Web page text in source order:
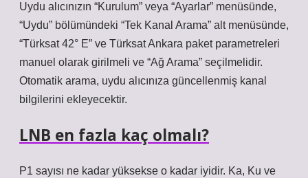
Uydu alıcınızın “Kurulum” veya “Ayarlar” menüsünde,
“Uydu” bölümündeki “Tek Kanal Arama” alt menüsünde,
“Türksat 42° E” ve Türksat Ankara paket parametreleri
manuel olarak girilmeli ve “Ağ Arama” seçilmelidir.
Otomatik arama, uydu alıcınıza güncellenmiş kanal
bilgilerini ekleyecektir.
LNB en fazla kaç olmalı?
P1 sayısı ne kadar yüksekse o kadar iyidir. Ka, Ku ve